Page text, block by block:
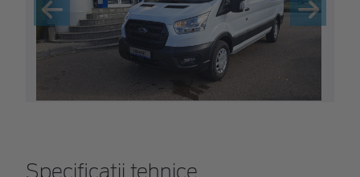
Specificații tehnice